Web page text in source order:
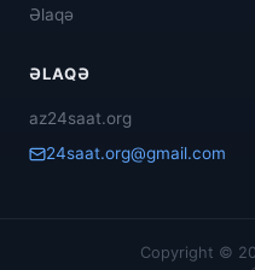
Əlaqə
ƏLAQƏ
az24saat.org
24saat.org@gmail.com
Copyright ©